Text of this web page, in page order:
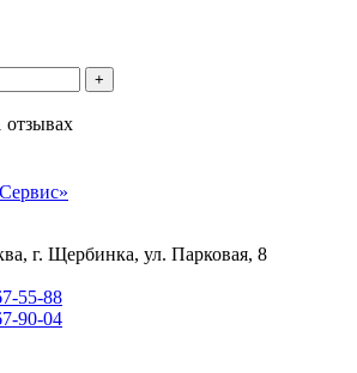
+
отзывах
г. Щербинка, ул. Парковая, 8
55-88
90-04